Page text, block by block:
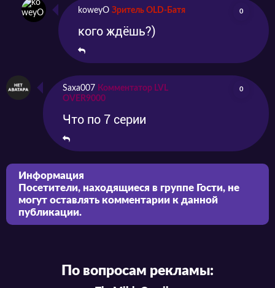
koweyO Зритель OLD-Батя 0
кого ждёшь?)
Saxa007 Комментатор LVL
OVER9000
0
Что по 7 серии
Информация
Посетители, находящиеся в группе Гости, не
могут оставлять комментарии к данной
публикации.
По вопросам рекламы: